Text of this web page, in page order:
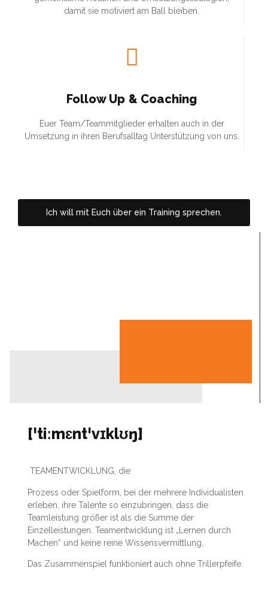
damit sie motiviert am Ball bleiben.
Follow Up & Coaching
Euer Team/Teammitglieder erhalten auch in der
Umsetzung in ihren Berufsalltag Unterstützung von uns.
Ich will mit Euch über ein Training sprechen.
[ˈtiːmɛntˈvɪklʊŋ]
TEAMENTWICKLUNG, die
Prozess oder Spielform, bei der mehrere Individualisten
erleben, ihre Talente so einzubringen, dass die
Teamleistung größer ist als die Summe der
Einzelleistungen. Teamentwicklung ist „Lernen durch
Machen“ und keine reine Wissensvermittlung.
Das Zusammenspiel funktioniert auch ohne Trillerpfeife.